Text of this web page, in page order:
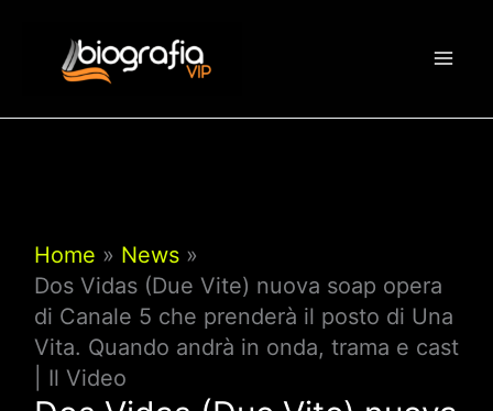
contenuto
Home
News
Dos Vidas (Due Vite) nuova soap opera
di Canale 5 che prenderà il posto di Una
Vita. Quando andrà in onda, trama e cast
| Il Video